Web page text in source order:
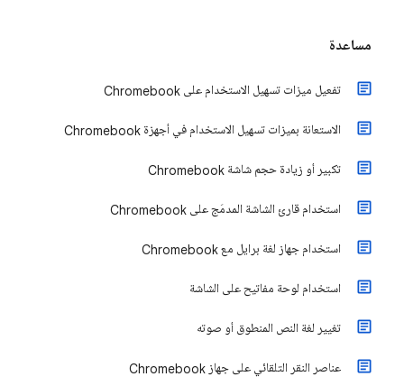
مساعدة
تفعيل ميزات تسهيل الاستخدام على Chromebook
الاستعانة بميزات تسهيل الاستخدام في أجهزة Chromebook
تكبير أو زيادة حجم شاشة Chromebook
استخدام قارئ الشاشة المدمَج على Chromebook
استخدام جهاز لغة برايل مع Chromebook
استخدام لوحة مفاتيح على الشاشة
تغيير لغة النص المنطوق أو صوته
عناصر النقر التلقائي على جهاز Chromebook